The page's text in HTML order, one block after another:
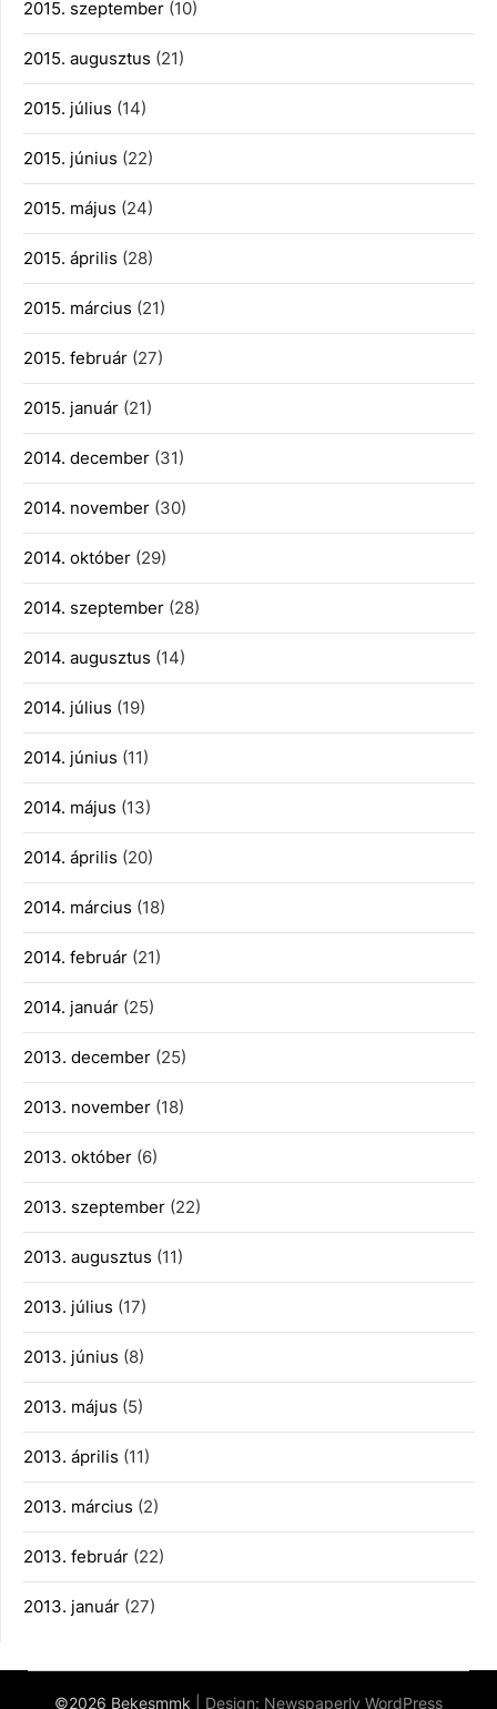
2015. szeptember (10)
2015. augusztus (21)
2015. július (14)
2015. június (22)
2015. május (24)
2015. április (28)
2015. március (21)
2015. február (27)
2015. január (21)
2014. december (31)
2014. november (30)
2014. október (29)
2014. szeptember (28)
2014. augusztus (14)
2014. július (19)
2014. június (11)
2014. május (13)
2014. április (20)
2014. március (18)
2014. február (21)
2014. január (25)
2013. december (25)
2013. november (18)
2013. október (6)
2013. szeptember (22)
2013. augusztus (11)
2013. július (17)
2013. június (8)
2013. május (5)
2013. április (11)
2013. március (2)
2013. február (22)
2013. január (27)
©2026 Bekesmmk | Design: Newspaperly WordPress